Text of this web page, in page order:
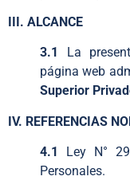
III. ALCANCE
3.1
La
página web
Superior
IV. REFERENCIAS
4.1 Ley N°
Personales.